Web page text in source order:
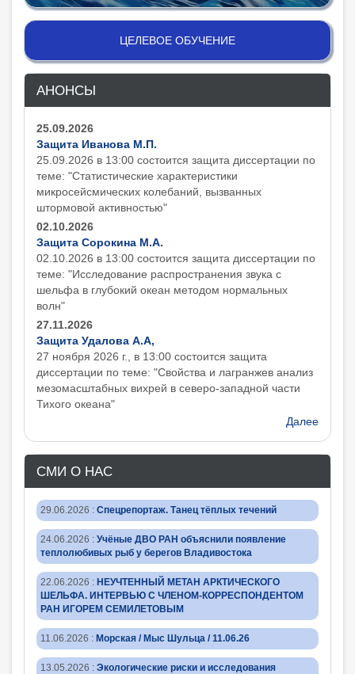
ЦЕЛЕВОЕ ОБУЧЕНИЕ
АНОНСЫ
25.09.2026
Защита Иванова М.П.
25.09.2026 в 13:00 состоится защита диcсертации по
теме: "Статистические характеристики
микросейсмических колебаний, вызванных
штормовой активностью"
02.10.2026
Защита Сорокина М.А.
02.10.2026 в 13:00 состоится защита диcсертации по
теме: "Исследование распространения звука с
шельфа в глубокий океан методом нормальных
волн"
27.11.2026
Защита Удалова А.А,
27 ноября 2026 г., в 13:00 состоится защита
диcсертации по теме: "Свойства и лагранжев анализ
мезомасштабных вихрей в северо-западной части
Тихого океана"
Далее
СМИ О НАС
29.06.2026 : Спецрепортаж. Танец тёплых течений
24.06.2026 : Учёные ДВО РАН объяснили появление
теплолюбивых рыб у берегов Владивостока
22.06.2026 : НЕУЧТЕННЫЙ МЕТАН АРКТИЧЕСКОГО
ШЕЛЬФА. ИНТЕРВЬЮ С ЧЛЕНОМ-КОРРЕСПОНДЕНТОМ
РАН ИГОРЕМ СЕМИЛЕТОВЫМ
11.06.2026 : Морская / Мыс Шульца / 11.06.26
13.05.2026 : Экологические риски и исследования